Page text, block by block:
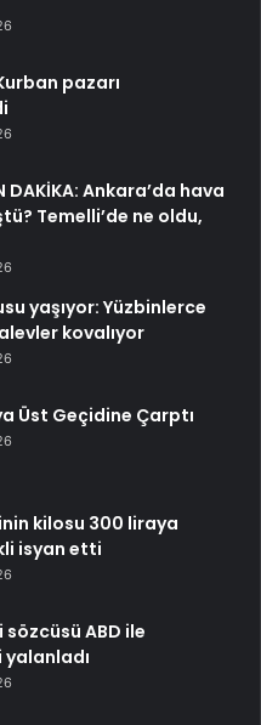
pazarı
DAKİKA: Ankara’da hava
Temelli’de ne oldu,
yaşıyor: Yüzbinlerce
kovalıyor
Üst Geçidine Çarptı
kilosu 300 liraya
isyan etti
sözcüsü ABD ile